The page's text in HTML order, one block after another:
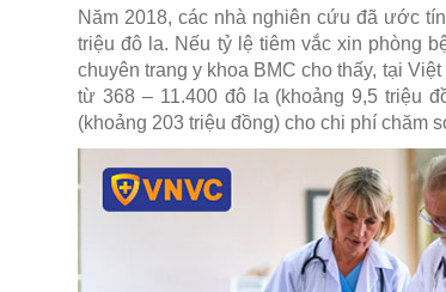
Năm 2018, các nhà nghiên cứu đã ước
triệu đô la. Nếu tỷ lệ tiêm vắc xin phòng
chuyên trang y khoa BMC cho thấy, tại
từ 368 – 11.400 đô la (khoảng 9,5 triệu
(khoảng 203 triệu đồng) cho chi phí chăm